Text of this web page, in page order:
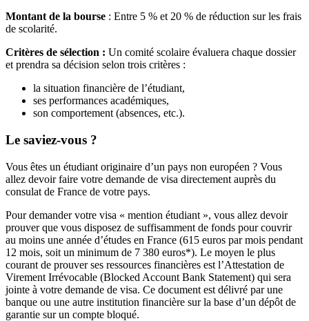
Montant de la bourse : Entre 5 % et 20 % de réduction sur les frais
de scolarité.
Critères de sélection : Un comité scolaire évaluera chaque dossier
et prendra sa décision selon trois critères :
la situation financière de l’étudiant,
ses performances académiques,
son comportement (absences, etc.).
Le saviez-vous ?
Vous êtes un étudiant originaire d’un pays non européen ? Vous
allez devoir faire votre demande de visa directement auprès du
consulat de France de votre pays.
Pour demander votre visa « mention étudiant », vous allez devoir
prouver que vous disposez de suffisamment de fonds pour couvrir
au moins une année d’études en France (615 euros par mois pendant
12 mois, soit un minimum de 7 380 euros*). Le moyen le plus
courant de prouver ses ressources financières est l’Attestation de
Virement Irrévocable (Blocked Account Bank Statement) qui sera
jointe à votre demande de visa. Ce document est délivré par une
banque ou une autre institution financière sur la base d’un dépôt de
garantie sur un compte bloqué.